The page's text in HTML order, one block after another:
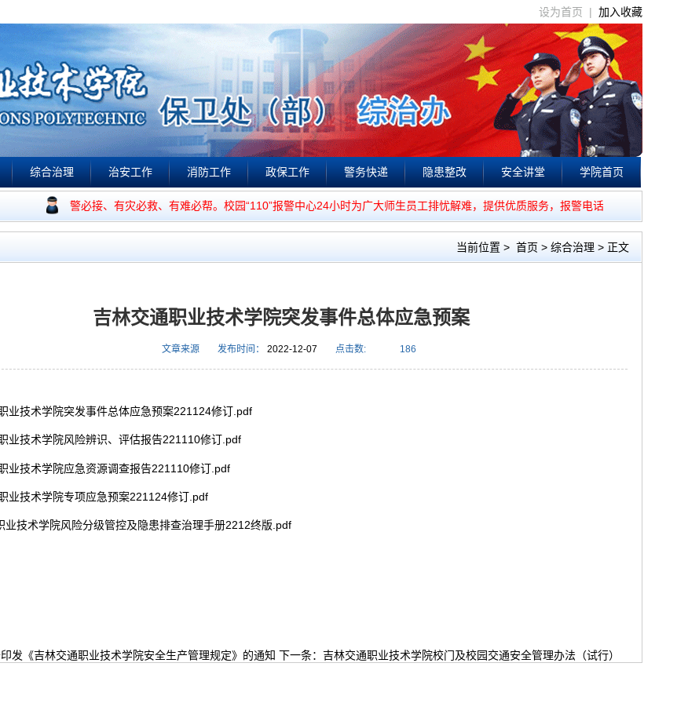
加入收藏
设为首页 |
综合治理 治安工作 消防工作 政保工作 警务快递 隐患整改 安全讲堂 学院首页
视频点播
宗旨是：有警必接、有灾必救、有难必帮。校园“110”报警中心24小时为广大师生员工排忧解难，提供优质服务，报警电话：85541110。
当前位置 > 首页 > 综合治理 > 正文
吉林交通职业技术学院突发事件总体应急预案
文章来源 发布时间： 2022-12-07 点击数: 186
业技术学院突发事件总体应急预案221124修订.pdf
业技术学院风险辨识、评估报告221110修订.pdf
业技术学院应急资源调查报告221110修订.pdf
业技术学院专项应急预案221124修订.pdf
业技术学院风险分级管控及隐患排查治理手册2212终版.pdf
发《吉林交通职业技术学院安全生产管理规定》的通知 下一条：吉林交通职业技术学院校门及校园交通安全管理办法（试行）